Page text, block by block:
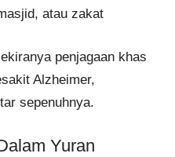
atau zakat
penjagaan khas
Alzheimer,
sepenuhnya.
Yuran